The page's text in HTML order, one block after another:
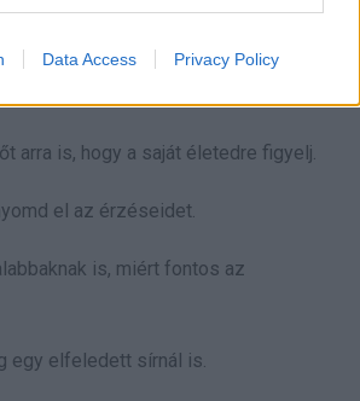
Data Access Privacy Policy
feloldatlan haragot, bűntudatot vagy
arra is, hogy a saját életedre figyelj.
el az érzéseidet.
is, miért fontos az
egy elfeledett sírnál is.